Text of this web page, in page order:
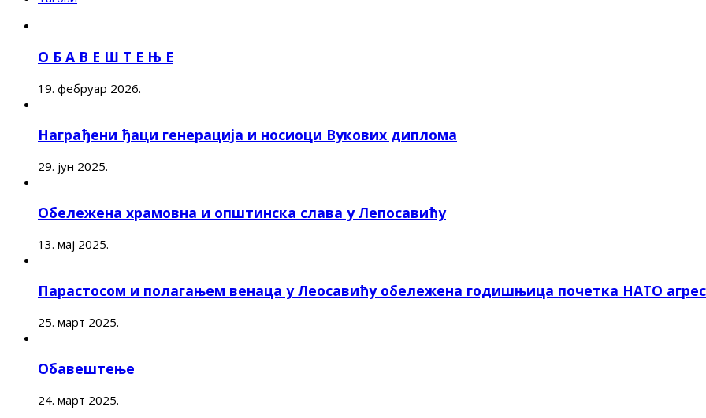
О Б А В Е Ш Т Е Њ Е
19. фебруар 2026.
Награђени ђаци генерација и носиоци Вукових диплома
29. јун 2025.
Обележена храмовна и општинска слава у Лепосавићу
13. мај 2025.
Парастосом и полагањем венаца у Леосавићу обележена годишњица почетка НАТО
25. март 2025.
Обавештење
24. март 2025.